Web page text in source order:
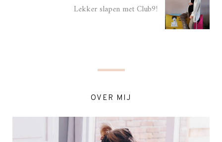
Lekker slapen met Club9!
OVER MIJ